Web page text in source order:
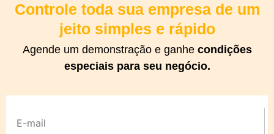
Controle toda sua empresa de um
jeito simples e rápido
Agende um demonstração e ganhe condições
especiais para seu negócio.